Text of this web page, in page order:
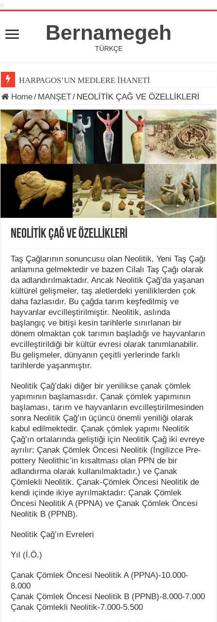
Bernamegeh
TÜRKÇE
HARPAGOS’UN MEDLERE İHANETİ
DÜNYA KUPASI 2026’DA TOP ARDINDA
Home/ MANŞET/ NEOLİTİK ÇAĞ VE ÖZELLİKLERİ
NEOLİTİK ÇAĞ VE ÖZELLİKLERİ
Taş Çağlarının sonuncusu olan Neolitik, Yeni Taş Çağı
anlamına gelmektedir ve bazen Cilalı Taş Çağı olarak
da adlandırılmaktadır. Ancak Neolitik Çağ’da yaşanan
kültürel gelişmeler, taş aletlerdeki yeniliklerden çok
daha fazlasıdır. Bu çağda tarım keşfedilmiş ve
hayvanlar evcilleştirilmiştir. Neolitik, aslında
başlangıç ve bitişi kesin tarihlerle sınırlanan bir
dönem olmaktan çok tarımın başladığı ve hayvanların
evcilleştirildiği bir kültür evresi olarak tanımlanabilir.
Bu gelişmeler, dünyanın çeşitli yerlerinde farklı
tarihlerde yaşanmıştır.
Neolitik Çağ’daki diğer bir yenilikse çanak çömlek
yapımının başlamasıdır. Çanak çömlek yapımının
başlaması, tarım ve hayvanların evcilleştirilmesinden
sonra Neolitik Çağ’ın üçüncü önemli yeniliği olarak
kabul edilmektedir. Çanak çömlek yapımı Neolitik
Çağ’ın ortalarında geliştiği için Neolitik Çağ iki evreye
ayrılır: Çanak Çömlek Öncesi Neolitik (İngilizce Pre-
pottery Neolithic’in kısaltması olan PPN de bir
adlandırma olarak kullanılmaktadır.) ve Çanak
Çömlekli Neolitik. Çanak-Çömlek Öncesi Neolitik de
kendi içinde ikiye ayrılmaktadır: Çanak Çömlek
Öncesi Neolitik A (PPNA) ve Çanak Çömlek Öncesi
Neolitik B (PPNB).
Neolitik Çağ’ın Evreleri
Yıl (İ.Ö.)
Çanak Çömlek Öncesi Neolitik A (PPNA)-10.000-
8.000
Çanak Çömlek Öncesi Neolitik B (PPNB)-8.000-7.000
Çanak Çömlekli Neolitik-7.000-5.500